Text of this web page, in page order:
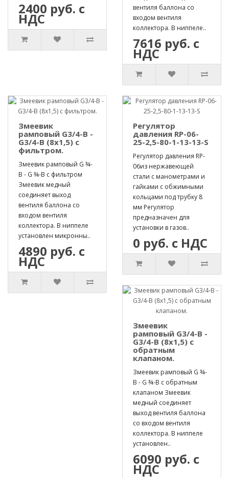
2400 руб. с
НДС
вентиля баллона со
входом вентиля
коллектора. В ниппеле..
7616 руб. с
НДС
Змеевик
рамповый G3/4-B -
G3/4-B (8х1,5) с
фильтром.
Змеевик рамповый G ¾-
B - G ¾-B с фильтром
Змеевик медный
соединяет выход
вентиля баллона со
входом вентиля
коллектора. В ниппеле
установлен микронны..
4890 руб. с
НДС
Регулятор
давления RP-06-
25-2,5-80-1-13-13-S
Регулятор давления RP-
06из нержавеющей
стали с манометрами и
гайками с обжимными
кольцами под трубку 8
мм Регулятор
предназначен для
установки в газов..
0 руб. с НДС
Змеевик
рамповый G3/4-B -
G3/4-B (8х1,5) с
обратным
клапаном.
Змеевик рамповый G ¾-
B - G ¾-B с обратным
клапаном Змеевик
медный соединяет
выход вентиля баллона
со входом вентиля
коллектора. В ниппеле
установлен..
6090 руб. с
НДС